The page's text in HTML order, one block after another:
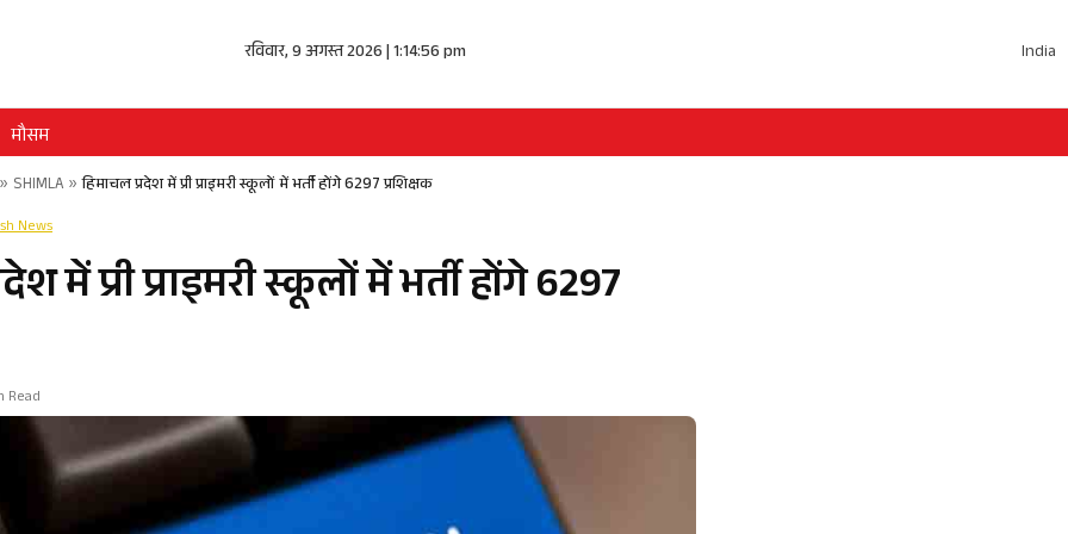
रविवार, 9 अगस्त 2026 | 1:14:56 pm India
मौसम
» SHIMLA » हिमाचल प्रदेश में प्री प्राइमरी स्कूलों में भर्ती होंगे 6297 प्रशिक्षक
News
में प्री प्राइमरी स्कूलों में भर्ती होंगे 6297
Read